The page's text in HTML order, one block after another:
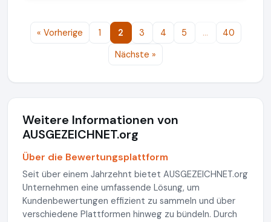
« Vorherige 1 2 3 4 5 …
40
Nächste »
Weitere Informationen von
AUSGEZEICHNET.org
Über die Bewertungsplattform
Seit über einem Jahrzehnt bietet AUSGEZEICHNET.org
Unternehmen eine umfassende Lösung, um
Kundenbewertungen effizient zu sammeln und über
verschiedene Plattformen hinweg zu bündeln. Durch